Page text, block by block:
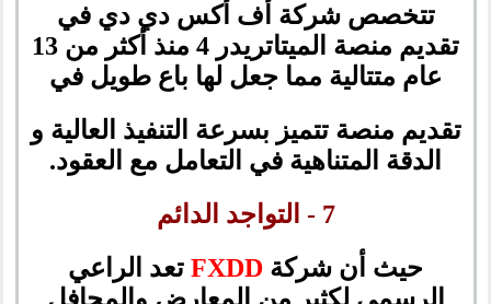
تتخصص شركة أف أكس دي دي في
تقديم منصة الميتاتريدر 4 منذ أكثر من 13
عام متتالية مما جعل لها باع طويل في
تقديم منصة تتميز بسرعة التنفيذ العالية و
الدقة المتناهية في التعامل مع العقود.
7 - التواجد الدائم
حيث أن شركة FXDDتعد الراعي